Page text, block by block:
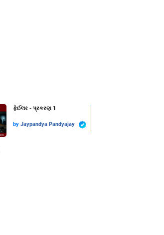
ફેઈલર - પ્રકરણ 1
by Jaypandya Pandyajay